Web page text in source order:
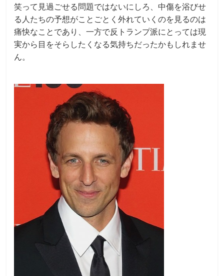
笑って見過ごせる問題ではないにしろ、中傷を浴びせ
る人たちの予想がことごとく外れていくのを見るのは
痛快なことであり、一方で反トランプ派にとっては現
実から目をそらしたくなる気持ちだったかもしれませ
ん。